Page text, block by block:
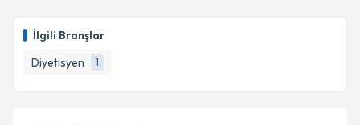
İlgili Branşlar
Diyetisyen
1
takvim hazırlandığında e-posta ile bilgilendireceğiz.
E-posta Adresiniz